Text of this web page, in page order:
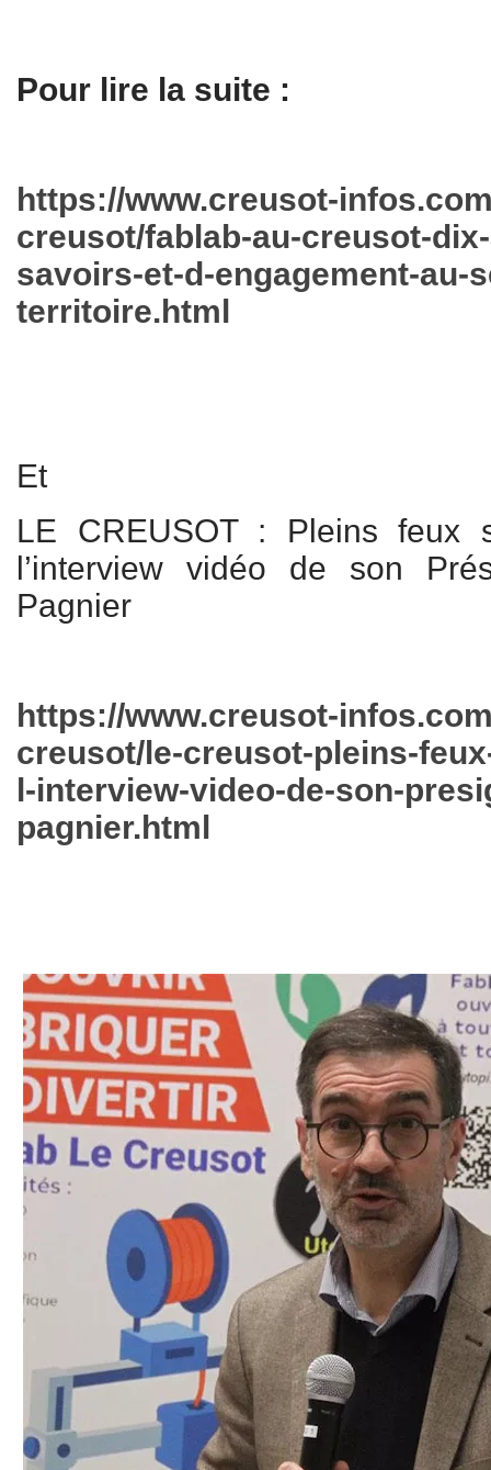
Pour lire la suite :
https://www.creusot-
creusot/fablab-au-creusot-
savoirs-et-d-engagement-au-
territoire.html
Et
LE CREUSOT : Pleins feux
l’interview vidéo de son
Pagnier
https://www.creusot-
creusot/le-creusot-pleins-
l-interview-video-de-son-
pagnier.html